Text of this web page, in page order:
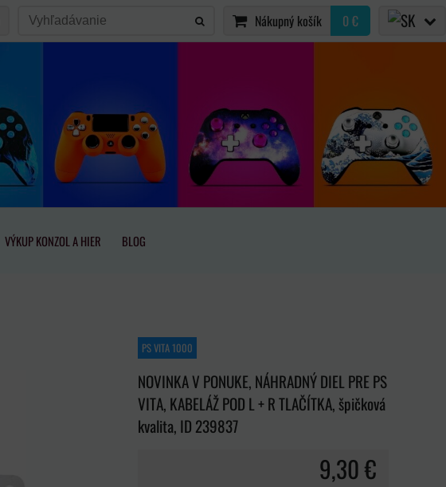
Nákupný košík 0 €
VÝKUP KONZOL A HIER BLOG
PS VITA 1000
NOVINKA V PONUKE, NÁHRADNÝ DIEL PRE PS
VITA, KABELÁŽ POD L + R TLAČÍTKA, špičková
kvalita, ID 239837
9,30 €